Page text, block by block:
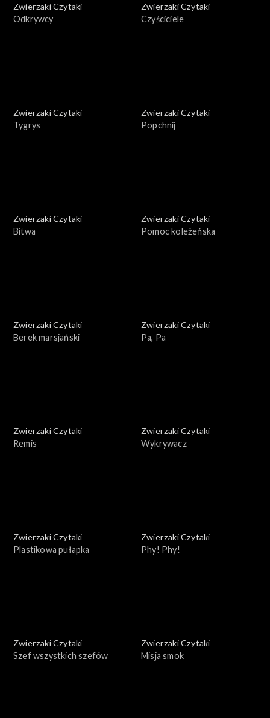
Zwierzaki Czytaki
Odkrywcy
Zwierzaki Czytaki
Czyściciele
Zwierzaki Czytaki
Tygrys
Zwierzaki Czytaki
Popchnij
Zwierzaki Czytaki
Bitwa
Zwierzaki Czytaki
Pomoc koleżeńska
Zwierzaki Czytaki
Berek marsjański
Zwierzaki Czytaki
Pa, Pa
Zwierzaki Czytaki
Remis
Zwierzaki Czytaki
Wykrywacz
Zwierzaki Czytaki
Plastikowa pułapka
Zwierzaki Czytaki
Phy! Phy!
Zwierzaki Czytaki
Szef wszystkich szefów
Zwierzaki Czytaki
Misja smok